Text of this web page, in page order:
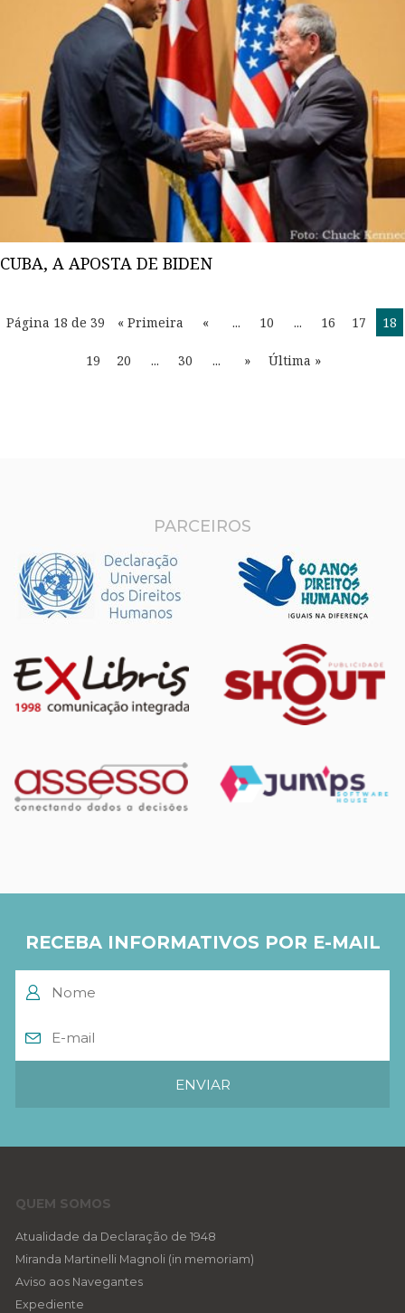
CUBA, A APOSTA DE BIDEN
Página 18 de 39 « Primeira « ... 10 ... 16 17 18
19 20 ... 30 ... » Última »
PARCEIROS
RECEBA INFORMATIVOS POR E-MAIL
QUEM SOMOS
Atualidade da Declaração de 1948
Miranda Martinelli Magnoli (in memoriam)
Aviso aos Navegantes
Expediente